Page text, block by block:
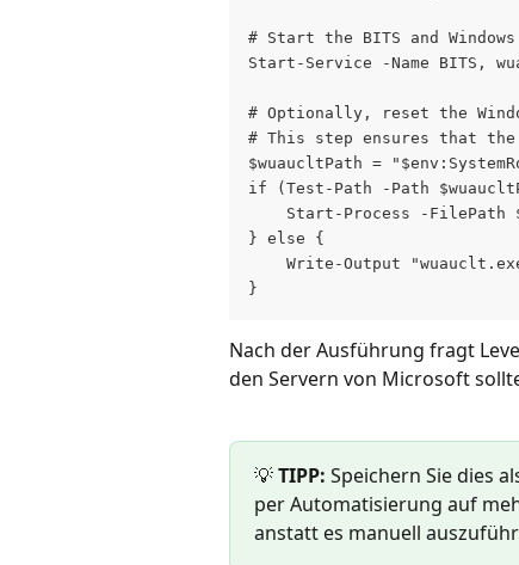
# Start the BITS and
Start-Service -Name BITS,
# Optionally, reset the
# This step ensures that
$wuaucltPath =
if (Test-Path -Path
Start-Process -FilePath
} else {
Write-Output
}
Nach der Ausführung fragt
den Servern von Microsoft
💡 TIPP: Speichern Sie dies
per Automatisierung auf
anstatt es manuell